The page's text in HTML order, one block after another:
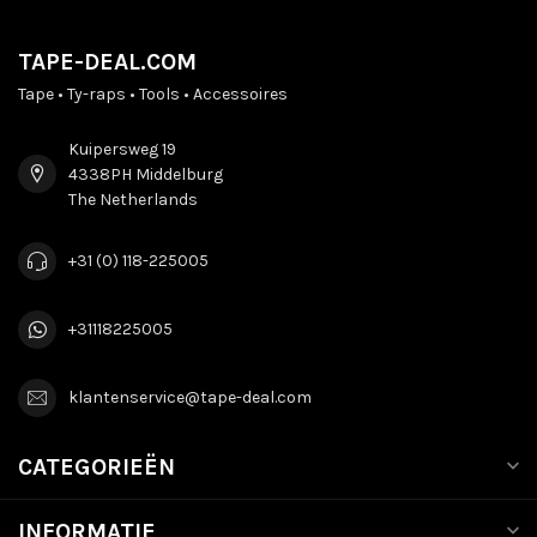
TAPE-DEAL.COM
Tape • Ty-raps • Tools • Accessoires
Kuipersweg 19
4338PH Middelburg
The Netherlands
+31 (0) 118-225005
+31118225005
klantenservice@tape-deal.com
CATEGORIEËN
INFORMATIE